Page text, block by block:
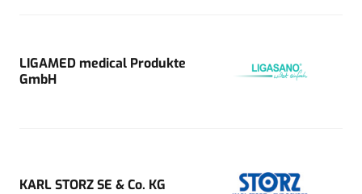
LIGAMED medical Produkte
GmbH
KARL STORZ SE & Co. KG